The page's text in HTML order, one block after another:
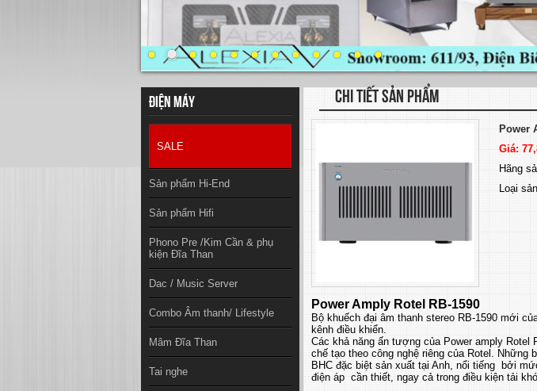
Điện máy
SALE
Sản phẩm Hi-End
Sản phẩm Hifi
Phono Pre /Kim Cần & phụ
kiện Đĩa Than
Dac / Music Server
Combo Âm thanh/ Lifestyle
Mâm Đĩa Than
Tai nghe
CHI TIẾT SẢN PHẨM
Power
Giá:
Hãng
Loại
Power Amply Rotel RB-1590
Bộ khuếch đại âm thanh stereo RB-1590 mới
kênh điều khiển.
Các khả năng ấn tượng của Power amply Rotel
chế tạo theo công nghệ riêng của Rotel. Những
BHC đặc biệt sản xuất tại Anh, nổi tiếng bởi
điện áp cần thiết, ngay cả trong điều kiện tải